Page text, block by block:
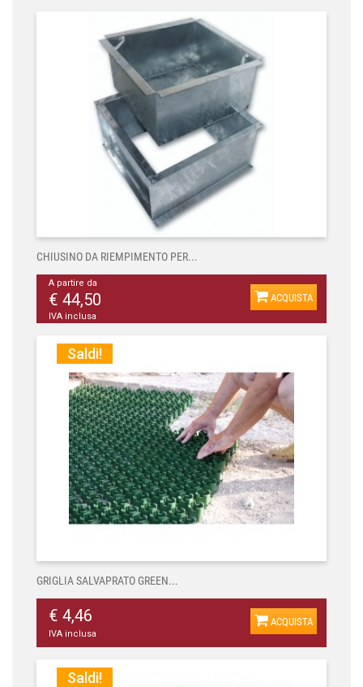
CHIUSINO DA RIEMPIMENTO PER...
A partire da
€ 44,50
IVA inclusa
ACQUISTA
Saldi!
GRIGLIA SALVAPRATO GREEN...
€ 4,46
IVA inclusa
ACQUISTA
Saldi!